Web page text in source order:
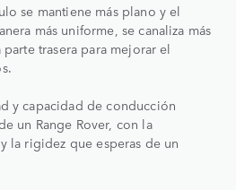
se mantiene más plano y el
más uniforme, se canaliza más
trasera para mejorar el
y capacidad de conducción
un Range Rover, con la
la rigidez que esperas de un